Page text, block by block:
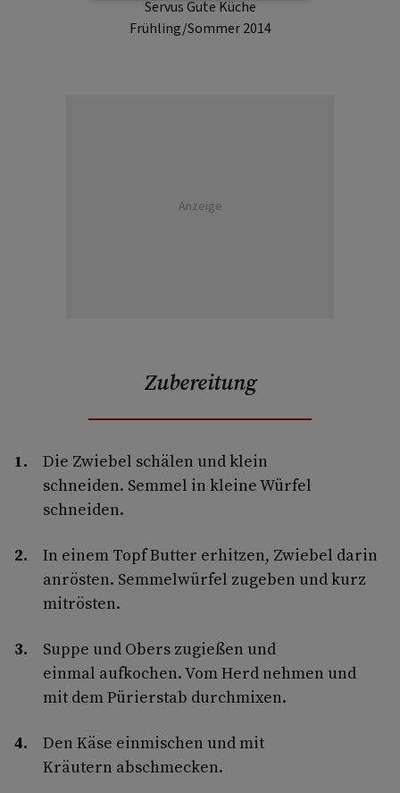
Servus Gute Küche
Frühling/Sommer 2014
Anzeige
Zubereitung
Die Zwiebel schälen und klein
schneiden. Semmel in kleine Würfel
schneiden.
In einem Topf Butter erhitzen, Zwiebel darin
anrösten. Semmelwürfel zugeben und kurz
mitrösten.
Suppe und Obers zugießen und
einmal aufkochen. Vom Herd nehmen und
mit dem Pürierstab durchmixen.
Den Käse einmischen und mit
Kräutern abschmecken.